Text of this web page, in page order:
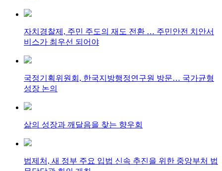
자치경찰제, 주민 주도의 재도 전환 … 주민안전 치안서
비스가 최우선 되어야
국정기획위원회, 한국지방행정연구원 방문… 국가균형
성장 논의
삶의 성장과 깨달음을 찾는 향우회
법제처, 새 정부 주요 입법 신속 추진을 위한 중앙부처 법